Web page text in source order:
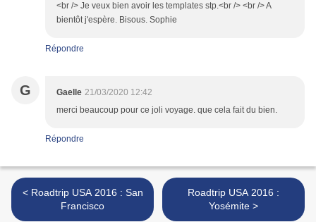
<br /> Je veux bien avoir les templates stp.<br /> <br /> A
bientôt j'espère. Bisous. Sophie
Répondre
G Gaelle 21/03/2020 12:42
merci beaucoup pour ce joli voyage. que cela fait du bien.
Répondre
< Roadtrip USA 2016 : San
Francisco
Roadtrip USA 2016 :
Yosémite >